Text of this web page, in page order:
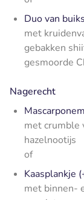
Duo van
met
gebakken
gesmoorde
Nagerecht
met crumble
hazelnootijs
of
Kaasplankje
met binnen-